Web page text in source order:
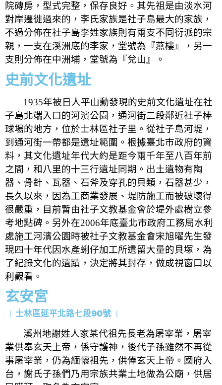
院磚房，型式完整，保存良好。其先祖是由淡水河
對岸遷徙過來的，李氏家族是社子島最大的家族，
不過分佈在社子島李姓家族則有兩支不同衍派的宗
親，一支在溪洲底的李家，堂號為『燕樓』，另一
支則分佈在中洲埔，堂號為『兌山』。
史前文化遺址
1935年被日人平山勳發現的史前文化遺址在社
子島北端入口的河濱公園，通河街二段鄰近社子棒
球場的地方，位於士林區社子里。從社子島河堤，
到通河街一帶都是遺址範圍。根據臺北市政府的資
料，其文化遺址年代大約是距今兩千年至八百年前
之間，和八里的十三行遺址同期。出土遺物有陶
器、骨針、瓦器、石斧及穿孔的貝類，石器甚少，
長久以來，因為工商業發展、堤防施工而被破壞得
很嚴重，目前暫由社子文教基金會於堤外處樹立參
考地點碑。另外在2006年底臺北市政府工務局水利
處施工河濱公園時被社子文教基金會宋旭曜先生發
現四十年代因水產蜊仔加工所遺留大量的貝塚，為
了紀錄文化的遺蹟，決定將其封存，做成視窗口以
利觀看。
玄安宮
士林區延平北路七段90號
溪州地謝姓人家某代祖先長老為屠宰業，屠宰
業供奉玄天上帝，係守護神，後代子孫雖然不再從
事屠宰業，仍為緬懷祖先，供俸玄天上帝。國府入
台，謝氏子孫們乃用宗族共業土地做為公廟，供居